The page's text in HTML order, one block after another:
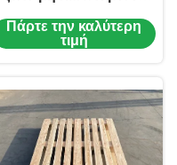
παλέτες μονόφθαλμη
τετραδιάστατη παλέτα
Πάρτε την καλύτερη
τιμή